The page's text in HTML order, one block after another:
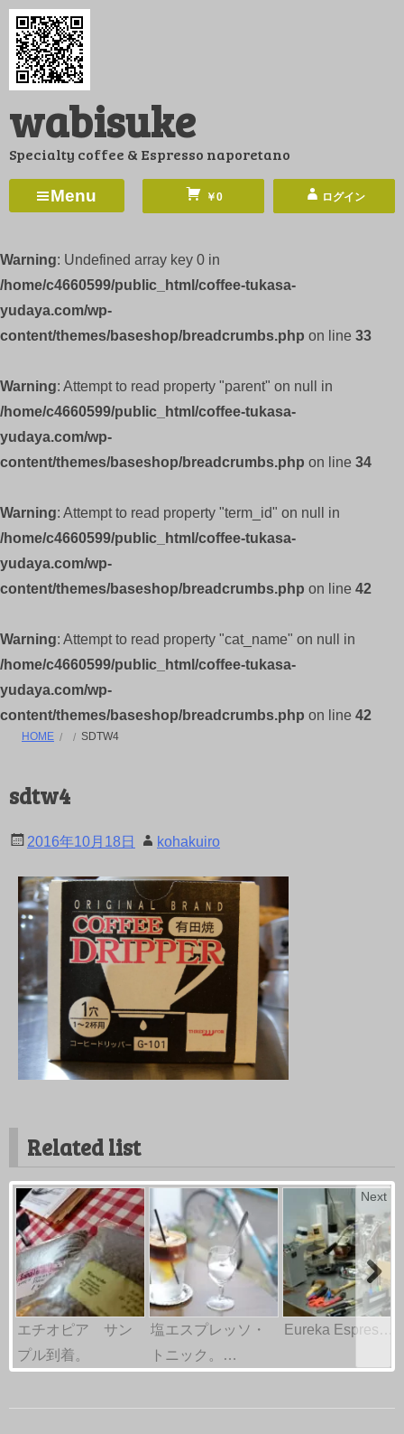
コ
ン
ツ
ス
ッ
wabisuke
Specialty coffee & Espresso naporetano
Menu ￥0 ログイン
Warning: Undefined array key 0 in
/home/c4660599/public_html/coffee-tukasa-
yudaya.com/wp-
content/themes/baseshop/breadcrumbs.php on line 33
Warning: Attempt to read property "parent" on null in
/home/c4660599/public_html/coffee-tukasa-
yudaya.com/wp-
content/themes/baseshop/breadcrumbs.php on line 34
Warning: Attempt to read property "term_id" on null in
/home/c4660599/public_html/coffee-tukasa-
yudaya.com/wp-
content/themes/baseshop/breadcrumbs.php on line 42
Warning: Attempt to read property "cat_name" on null in
/home/c4660599/public_html/coffee-tukasa-
yudaya.com/wp-
content/themes/baseshop/breadcrumbs.php on line 42
HOME SDTW4
sdtw4
2016年10月18日 kohakuiro
Related list
エチオピア サン
プル到着。
塩エスプレッソ・
トニック。…
Eureka Espres…
Next